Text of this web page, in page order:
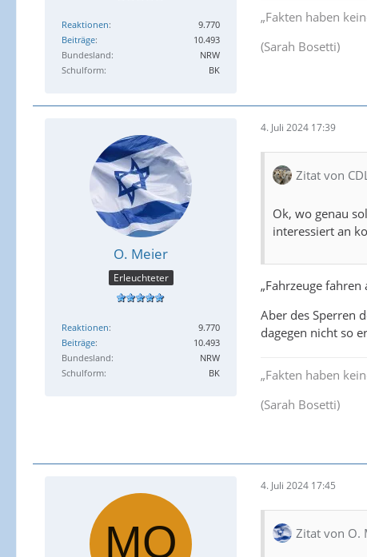
Reaktionen
9.770
Beiträge
10.493
Bundesland
NRW
Schulform
BK
„Fakten haben
(Sarah Bosetti)
O. Meier
Erleuchteter
Reaktionen
9.770
Beiträge
10.493
Bundesland
NRW
Schulform
BK
4. Juli 2024 17:39
Zitat von CDL
Ok, wo genau
interessiert an
„Fahrzeuge fahren
Aber des Sperren
dagegen nicht so
„Fakten haben
(Sarah Bosetti)
4. Juli 2024 17:45
Zitat von O.